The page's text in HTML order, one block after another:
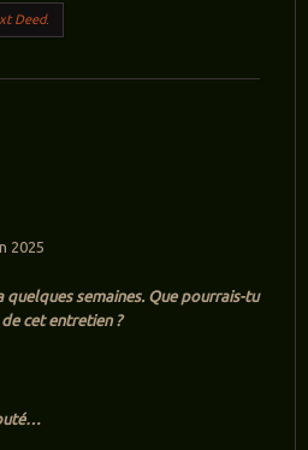
Deed.
2025
semaines. Que pourrais-tu
cet entretien ?